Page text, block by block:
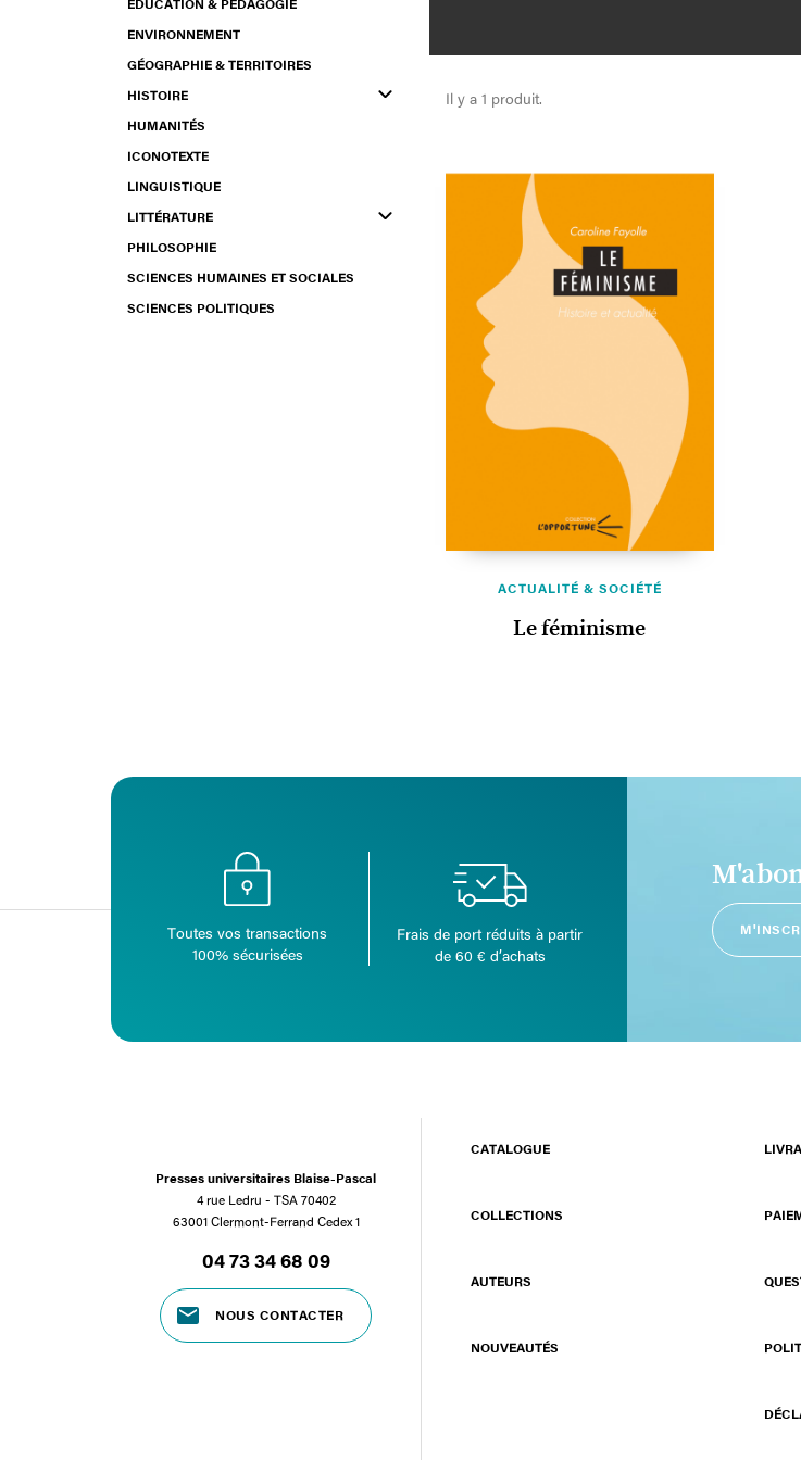
ENVIRONNEMENT
GÉOGRAPHIE & TERRITOIRES
HISTOIRE
HUMANITÉS
ICONOTEXTE
LINGUISTIQUE
LITTÉRATURE
PHILOSOPHIE
SCIENCES HUMAINES ET SOCIALES
SCIENCES POLITIQUES
Il y a 1 produit.
ACTUALITÉ & SOCIÉTÉ
Le féminisme
Toutes vos transactions
100% sécurisées
Frais de port réduits à partir
de 60 € d’achats
Presses universitaires Blaise-Pascal
4 rue Ledru - TSA 70402
63001 Clermont-Ferrand Cedex 1
04 73 34 68 09
NOUS CONTACTER
CATALOGUE
COLLECTIONS
AUTEURS
NOUVEAUTÉS